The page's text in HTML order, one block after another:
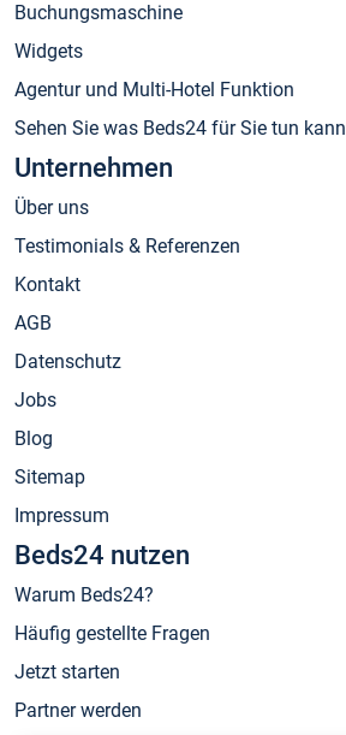
Buchungsmaschine
Widgets
Agentur und Multi-Hotel Funktion
Sehen Sie was Beds24 für Sie tun kann
Unternehmen
Über uns
Testimonials & Referenzen
Kontakt
AGB
Datenschutz
Jobs
Blog
Sitemap
Impressum
Beds24 nutzen
Warum Beds24?
Häufig gestellte Fragen
Jetzt starten
Partner werden